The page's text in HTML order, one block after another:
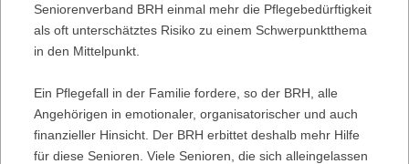
Seniorenverband BRH einmal mehr die Pflegebedürftigkeit
als oft unterschätztes Risiko zu einem Schwerpunktthema
in den Mittelpunkt.
Ein Pflegefall in der Familie fordere, so der BRH, alle
Angehörigen in emotionaler, organisatorischer und auch
finanzieller Hinsicht. Der BRH erbittet deshalb mehr Hilfe
für diese Senioren. Viele Senioren, die sich alleingelassen